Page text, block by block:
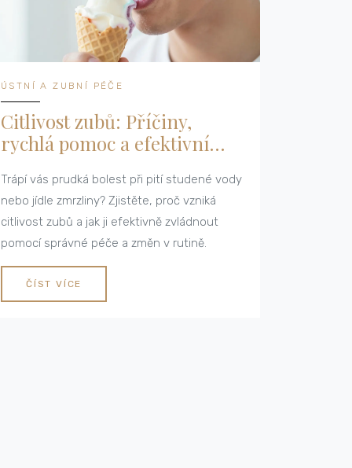
ÚSTNÍ A ZUBNÍ PÉČE
Citlivost zubů: Příčiny,
rychlá pomoc a efektivní
Trápí vás prudká bolest při pití studené vody
nebo jídle zmrzliny? Zjistěte, proč vzniká
citlivost zubů a jak ji efektivně zvládnout
pomocí správné péče a změn v rutině.
ČÍST VÍCE